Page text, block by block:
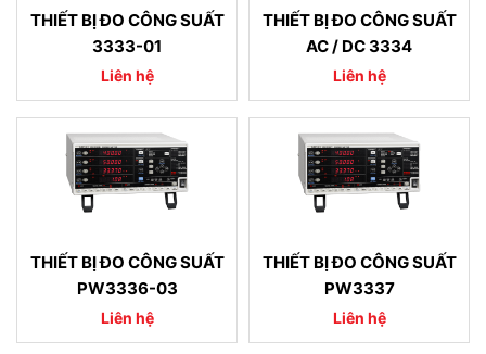
THIẾT BỊ ĐO CÔNG SUẤT
3333-01
Liên hệ
THIẾT BỊ ĐO CÔNG SUẤT
AC / DC 3334
Liên hệ
THIẾT BỊ ĐO CÔNG SUẤT
PW3336-03
Liên hệ
THIẾT BỊ ĐO CÔNG SUẤT
PW3337
Liên hệ